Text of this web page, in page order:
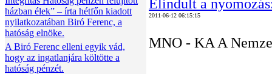
házban élek” – írta hétfőn kiadott
nyilatkozatában Biró Ferenc, a
hatóság elnöke.
A Biró Ferenc elleni egyik vád,
hogy az ingatlanjára költötte a
hatóság pénzét.
Elindult a
2011-06-12 06:15:15
MNO - KA A